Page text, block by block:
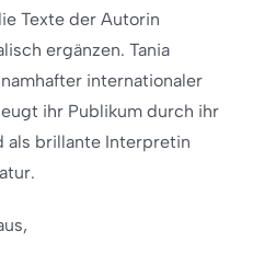
Texte der Autorin
ergänzen. Tania
internationaler
ihr Publikum durch ihr
brillante Interpretin